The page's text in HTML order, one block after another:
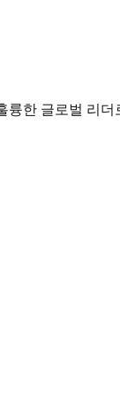
한 글로벌 리